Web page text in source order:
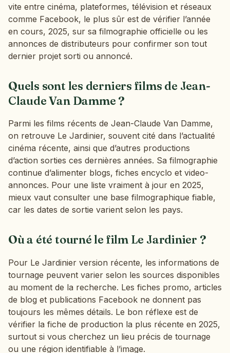
vite entre cinéma, plateformes, télévision et réseaux
comme Facebook, le plus sûr est de vérifier l’année
en cours, 2025, sur sa filmographie officielle ou les
annonces de distributeurs pour confirmer son tout
dernier projet sorti ou annoncé.
Quels sont les derniers films de Jean-
Claude Van Damme ?
Parmi les films récents de Jean-Claude Van Damme,
on retrouve Le Jardinier, souvent cité dans l’actualité
cinéma récente, ainsi que d’autres productions
d’action sorties ces dernières années. Sa filmographie
continue d’alimenter blogs, fiches encyclo et video-
annonces. Pour une liste vraiment à jour en 2025,
mieux vaut consulter une base filmographique fiable,
car les dates de sortie varient selon les pays.
Où a été tourné le film Le Jardinier ?
Pour Le Jardinier version récente, les informations de
tournage peuvent varier selon les sources disponibles
au moment de la recherche. Les fiches promo, articles
de blog et publications Facebook ne donnent pas
toujours les mêmes détails. Le bon réflexe est de
vérifier la fiche de production la plus récente en 2025,
surtout si vous cherchez un lieu précis de tournage
ou une région identifiable à l’image.